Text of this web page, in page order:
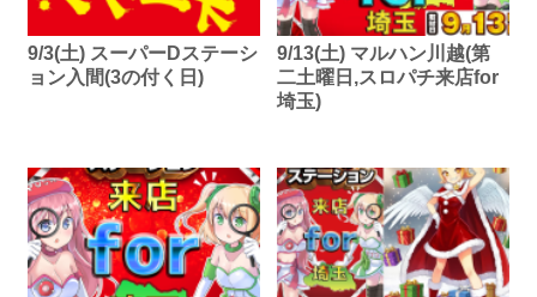
9/3(土) スーパーDステーシ
ョン入間(3の付く日)
9/13(土) マルハン川越(第
二土曜日,スロパチ来店for
埼玉)